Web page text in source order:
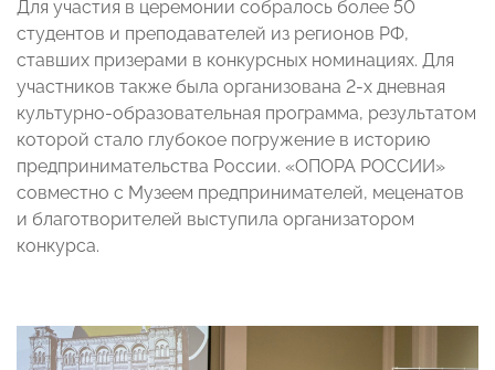
Для участия в церемонии собралось более 50
студентов и преподавателей из регионов РФ,
ставших призерами в конкурсных номинациях. Для
участников также была организована 2-х дневная
культурно-образовательная программа, результатом
которой стало глубокое погружение в историю
предпринимательства России. «ОПОРА РОССИИ»
совместно с Музеем предпринимателей, меценатов
и благотворителей выступила организатором
конкурса.